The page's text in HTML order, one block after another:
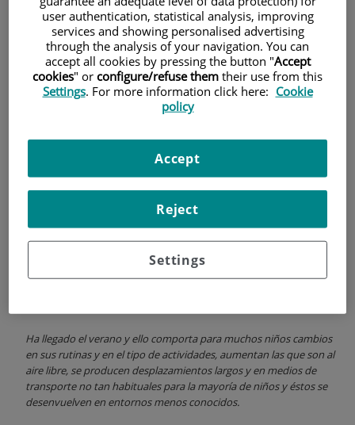
infancia verano
1 deJULIO, 2017 |SALUD DE LA INFANCIA
Consejos para viajar con niños en
Ha llegado el verano y ello comporta para muchos niños cambios
en sus rutinas y en el tipo de actividades, aumentan las que son al
aire libre, se producen desplazamientos largos y en medios de
transporte no tan habituales para la mayoría de niños y éstos se
desenvuelven en entornos menos conocidos.
user authentication, statistical analysis, improving
services and showing personalised advertising
through the analysis of your navigation. You can
accept all cookies by pressing the button "Accept
cookies" or configure/refuse them their use from this
Settings. For more information click here: Cookie
policy
Settings
Reject
Accept